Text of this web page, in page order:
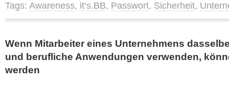
Tags: Awareness, it‘s.BB, Passwort, Sicherheit,
Wenn Mitarbeiter eines Unternehmens
und berufliche Anwendungen verwenden,
werden